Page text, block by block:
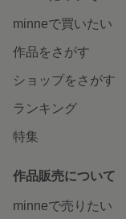
minneで買いたい
作品をさがす
ショップをさがす
ランキング
特集
作品販売について
minneで売りたい